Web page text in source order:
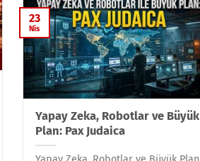
Yapay Zeka, Robotlar ve Büyük
Plan: Pax Judaica
23
Nis